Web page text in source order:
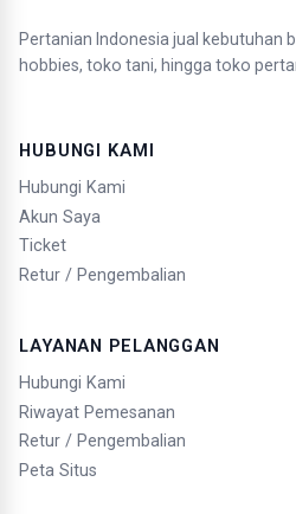
Pertanian Indonesia jual kebutuhan
hobbies, toko tani, hingga toko
HUBUNGI KAMI
Hubungi Kami
Akun Saya
Ticket
Retur / Pengembalian
LAYANAN PELANGGAN
Hubungi Kami
Riwayat Pemesanan
Retur / Pengembalian
Peta Situs